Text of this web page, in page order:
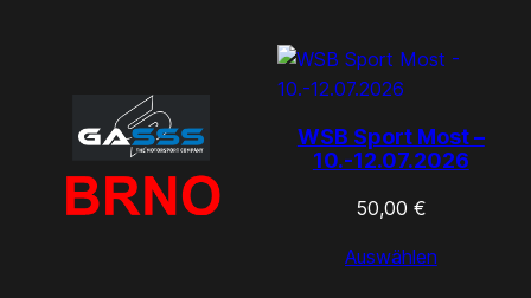
WSB Sport Most –
10.-12.07.2026
50,00 €
Auswählen